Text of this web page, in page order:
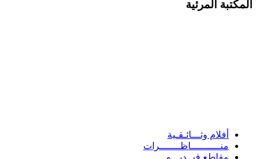
المكتبة المرئية
أفلام وثـــائـقـية
منــــــــــاظـــــــرات